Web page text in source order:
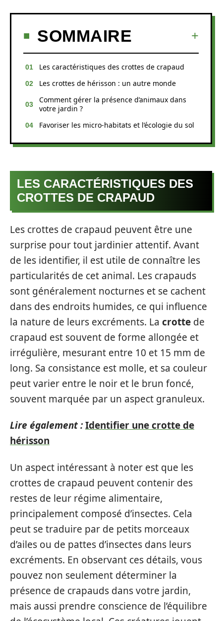
SOMMAIRE
Les caractéristiques des crottes de crapaud
Les crottes de hérisson : un autre monde
Comment gérer la présence d’animaux dans
votre jardin ?
Favoriser les micro-habitats et l’écologie du sol
LES CARACTÉRISTIQUES DES
CROTTES DE CRAPAUD
Les crottes de crapaud peuvent être une
surprise pour tout jardinier attentif. Avant
de les identifier, il est utile de connaître les
particularités de cet animal. Les crapauds
sont généralement nocturnes et se cachent
dans des endroits humides, ce qui influence
la nature de leurs excréments. La crotte de
crapaud est souvent de forme allongée et
irrégulière, mesurant entre 10 et 15 mm de
long. Sa consistance est molle, et sa couleur
peut varier entre le noir et le brun foncé,
souvent marquée par un aspect granuleux.
Lire également :Identifier une crotte de
hérisson
Un aspect intéressant à noter est que les
crottes de crapaud peuvent contenir des
restes de leur régime alimentaire,
principalement composé d’insectes. Cela
peut se traduire par de petits morceaux
d’ailes ou de pattes d’insectes dans leurs
excréments. En observant ces détails, vous
pouvez non seulement déterminer la
présence de crapauds dans votre jardin,
mais aussi prendre conscience de l’équilibre